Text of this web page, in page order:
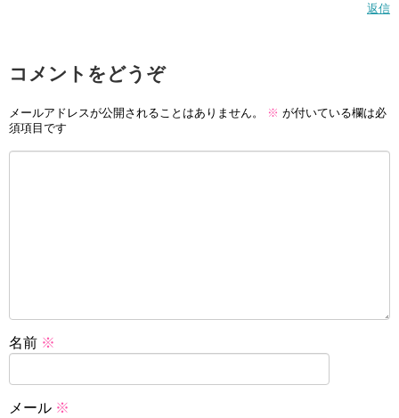
返信
コメントをどうぞ
メールアドレスが公開されることはありません。 ※ が付いている欄は必
須項目です
名前 ※
メール ※